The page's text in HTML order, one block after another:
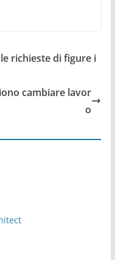
richieste di figure i
cambiare lavor
o